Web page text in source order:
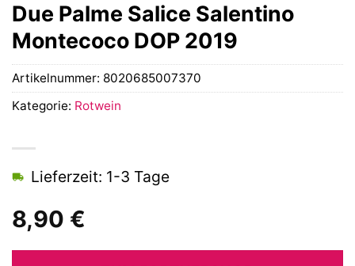
Due Palme Salice Salentino
Montecoco DOP 2019
8,90 €
Lieferzeit: 1-3 Tage
Artikelnummer: 8020685007370
Kategorie: Rotwein